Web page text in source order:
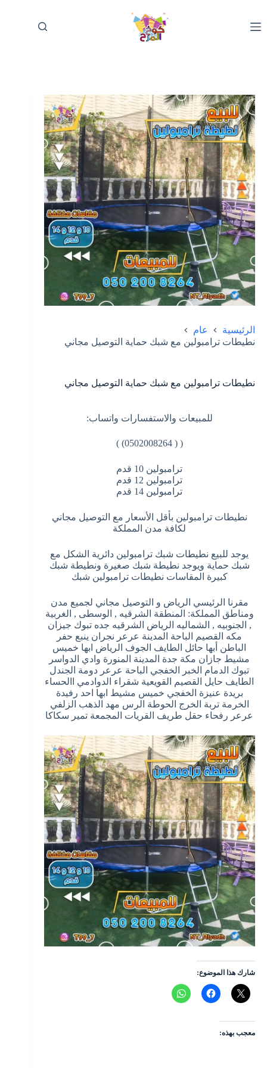
المحتوى
الرئيسية
عام
نطيطات ترامبولين مع شبك حماية التوصيل مجاني
نطيطات ترامبولين مع شبك حماية التوصيل مجاني
للمبيعات والاستفسارات واتساب:
( ( 0502008264) )
ترامبولين 10 قدم
ترامبولين 12 قدم
ترامبولين 14 قدم
نطيطات ترامبولين بأقل الأسعار مع التوصيل مجاني
لكافة مدن المملكة
يوجد للبيع نطيطات شبك ترامبولين دائرية الشكل مع
شبك حماية ويوجد نطيطة شبك صغيرة ونطيطة شبك
كبيرة المقاسات نطيطات ترامبولين شبك
مقرنا الرئيسي الرياض و التوصيل مجاني لجميع مدن
ومناطق المملكة: المنطقة الشرقيه , الوسطى , الغربية
, الجنوبيه , الشماليه الرياض الشرقيه جده تبوك جيزان
مكه القصيم الباحة المدينة عرعر نجران ينبع حفر
الباطن أبها حائل الطايف الجوف الرياض ابها خميس
مشيط جازان مكة جدة المدينة المنورة وادي الدواسر
تبوك الدمام الخبر الخفجي الباحة عرعر دومة الجندل
الطايف حايل القصيم القويعية شقراء الدوادمي االحساء
بريدة عنيزة الخفجي خميس مشيط ابها احد رفيدة
الخرمة تربة الخرج الحوطة الرس مهد الذهب الزلفي
عرعر رفحاء حقل طريف القريات المجمعة تمير سكاكا
شارك هذا الموضوع:
معجب بهذه: